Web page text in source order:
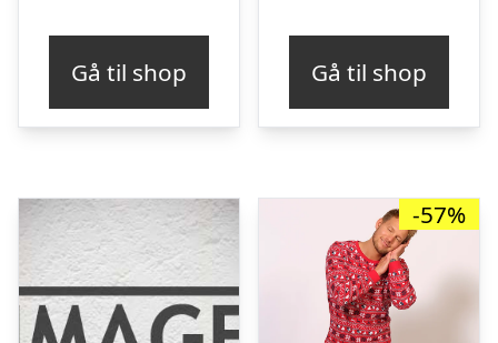
kr. 349,95.kr. 149,00.
Gå til shop
kr. 349,95.kr.
Gå til shop
-57%